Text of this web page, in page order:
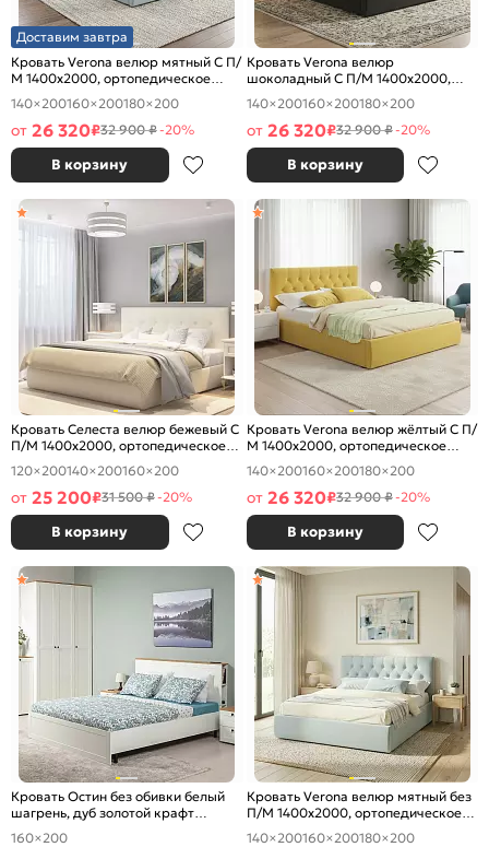
Доставим завтра
Кровать Verona велюр мятный С П/
М 1400x2000, ортопедическое
основание, изголовье мягкое
140×200160×200180×200
от 26 320₽32 900 ₽-20%
В корзину
Кровать Verona велюр
шоколадный С П/М 1400x2000,
ортопедическое основание,
изголовье мягкое
140×200160×200180×200
от 26 320₽32 900 ₽-20%
В корзину
Кровать Селеста велюр бежевый С
П/М 1400x2000, ортопедическое
основание, изголовье мягкое
120×200140×200160×200
от 25 200₽31 500 ₽-20%
В корзину
Кровать Verona велюр жёлтый С П/
М 1400x2000, ортопедическое
основание, изголовье мягкое
140×200160×200180×200
от 26 320₽32 900 ₽-20%
В корзину
Кровать Остин без обивки белый
шагрень, дуб золотой крафт
1600x2000, изголовье жесткое
160×200
Кровать Verona велюр мятный без
П/М 1400x2000, ортопедическое
основание, изголовье мягкое
140×200160×200180×200